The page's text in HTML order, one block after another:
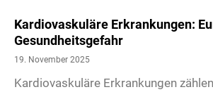
Kardiovaskuläre Erkrankungen:
Gesundheitsgefahr
19. November 2025
Kardiovaskuläre Erkrankungen